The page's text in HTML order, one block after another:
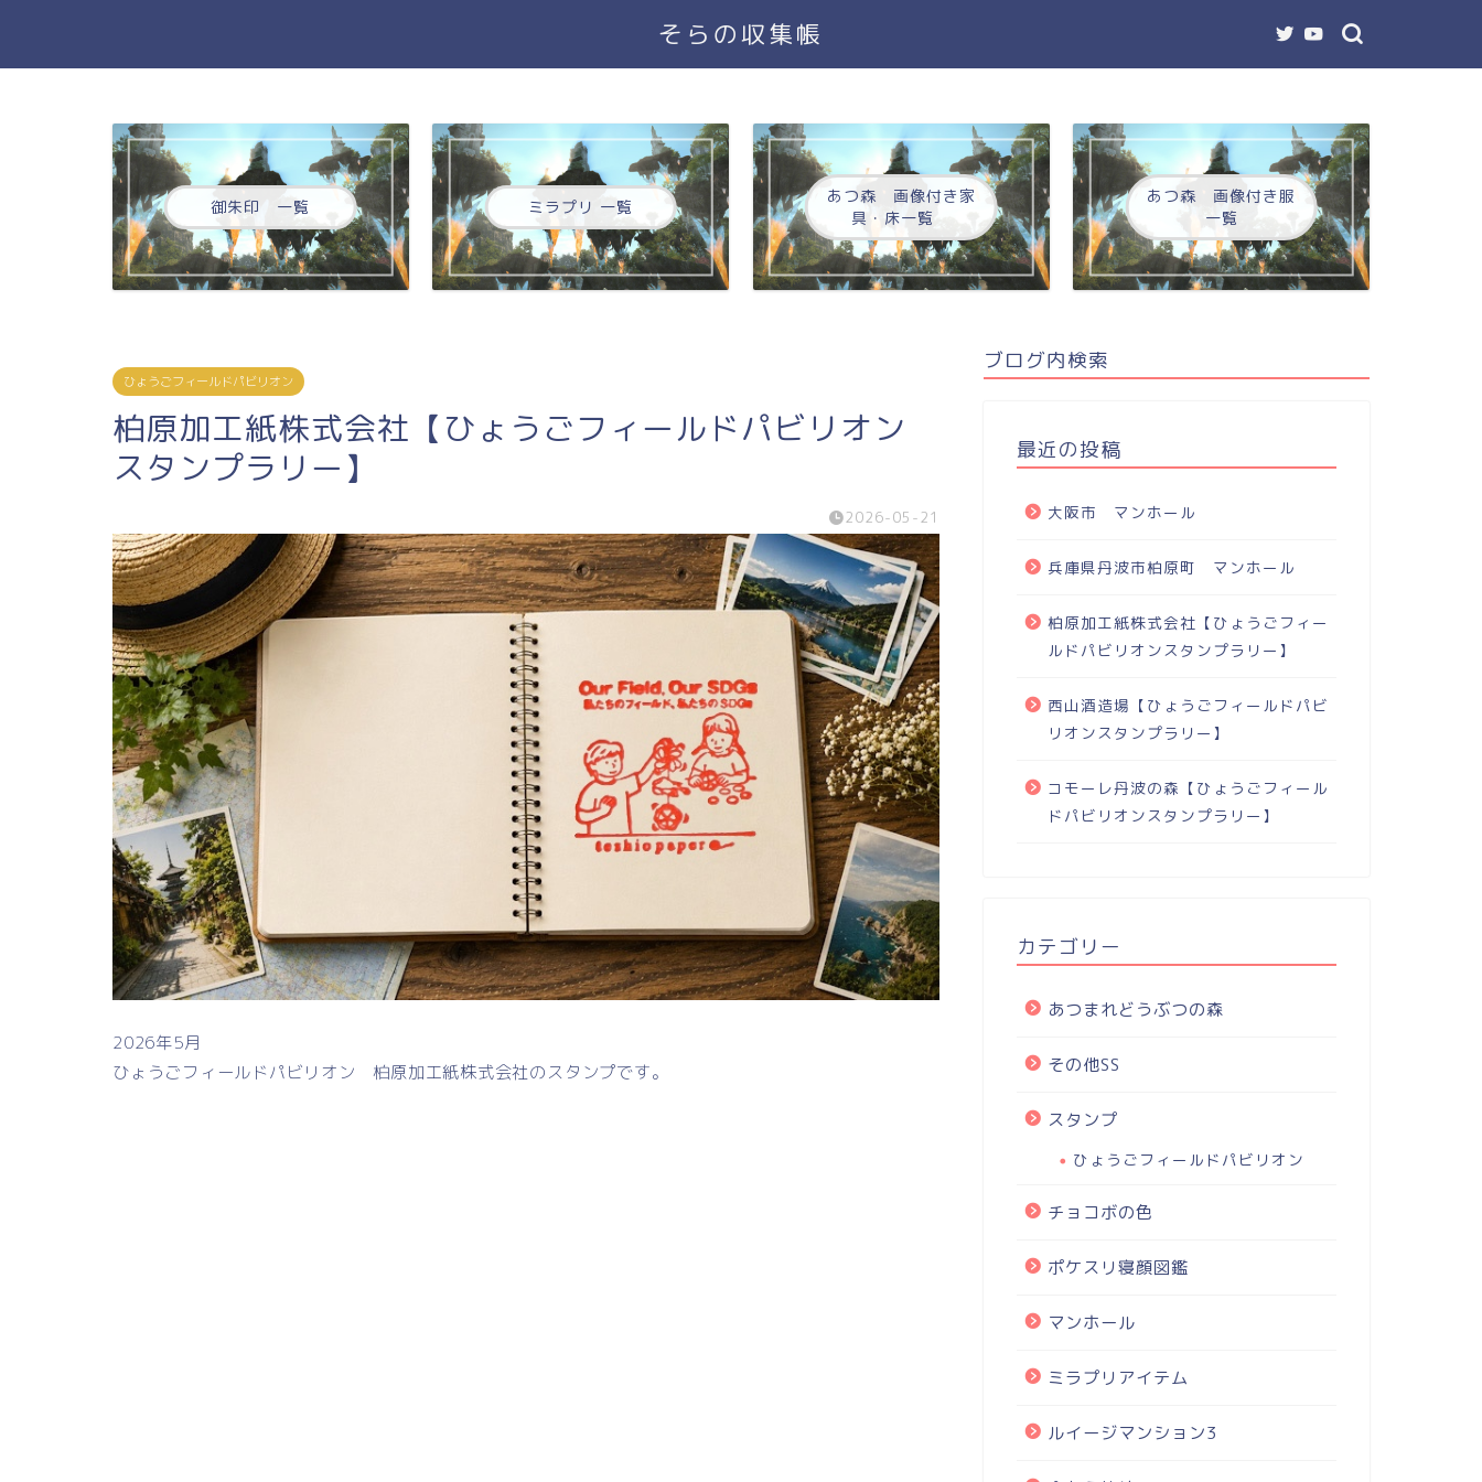
そらの収集帳
御朱印 一覧 ミラプリ 一覧
あつ森 画像付き家
具・床一覧
あつ森 画像付き服
一覧
ひょうごフィールドパビリオン
柏原加工紙株式会社【ひょうごフィールドパビリオン
スタンプラリー】
2026-05-21
2026年5月
ひょうごフィールドパビリオン 柏原加工紙株式会社のスタンプです。
ブログ内検索
最近の投稿
大阪市 マンホール
兵庫県丹波市柏原町 マンホール
柏原加工紙株式会社【ひょうごフィー
ルドパビリオンスタンプラリー】
西山酒造場【ひょうごフィールドパビ
リオンスタンプラリー】
コモーレ丹波の森【ひょうごフィール
ドパビリオンスタンプラリー】
カテゴリー
あつまれどうぶつの森
その他SS
スタンプ
ひょうごフィールドパビリオン
チョコボの色
ポケスリ寝顔図鑑
マンホール
ミラプリアイテム
ルイージマンション3